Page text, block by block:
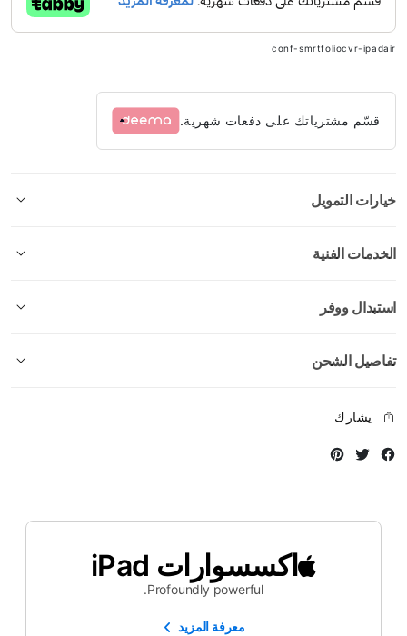
الصور
conf-smrtfoliocvr-ipadair
قسّم مشترياتك على دفعات شهرية.
خيارات التمويل
الخدمات الفنية
استبدال ووفر
تفاصيل الشحن
يشارك
Facebook
Twitter
اكسسوارات iPad
Profoundly powerful.
معرفة المزيد